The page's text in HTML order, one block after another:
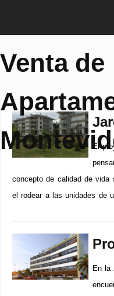
Venta de
El
concepto de calidad de vida
el rodear a las unidades de
En la